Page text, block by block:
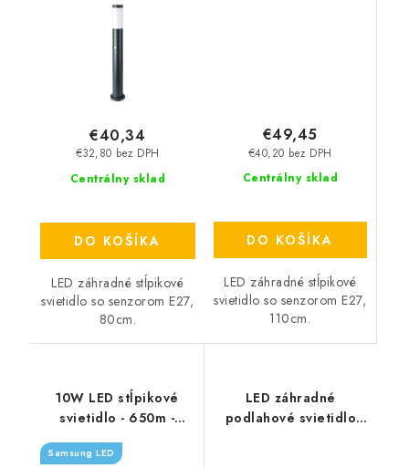
šedé
Centrálny sklad
€32,80 bez DPH
€40,34
DO KOŠÍKA
LED záhradné stĺpikové
svietidlo so senzorom E27,
80cm.
Centrálny sklad
€40,20 bez DPH
€49,45
DO KOŠÍKA
LED záhradné stĺpikové
svietidlo so senzorom E27,
110cm.
10W LED stĺpikové
svietidlo - 650m -
čierne
Samsung LED
LED záhradné
podlahové svietidlo